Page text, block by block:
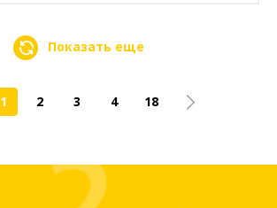
Показать еще
1 2 3 4 18